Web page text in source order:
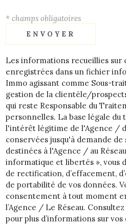
* champs obligatoires
ENVOYER
Les informations recueillies sur
enregistrées dans un fichier
Immo agissant comme Sous-
gestion de la clientèle/
qui reste Responsable du
personnelles. La base légale
l'intérêt légitime de l'Agence /
conservées jusqu'à demande
destinées à l'Agence / au
informatique et libertés », vous
de rectification, d’effacement,
de portabilité de vos données.
consentement à tout moment
l’Agence / Le Réseau.
pour plus d’informations sur